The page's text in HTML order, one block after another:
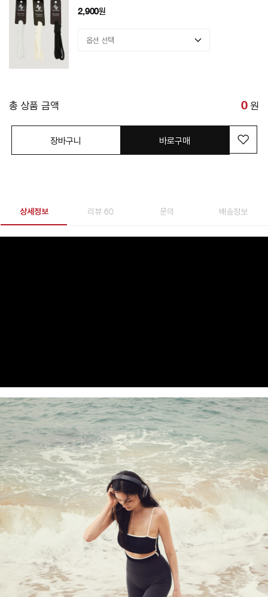
2,900원
총 상품 금액 0 원
장바구니 바로구매
상세정보 리뷰 60 문의 배송정보